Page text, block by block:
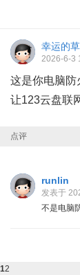
幸运的草
2026-6-3
这是你电脑防
让123云盘联
点评
runlin
发表于
不是电脑
12